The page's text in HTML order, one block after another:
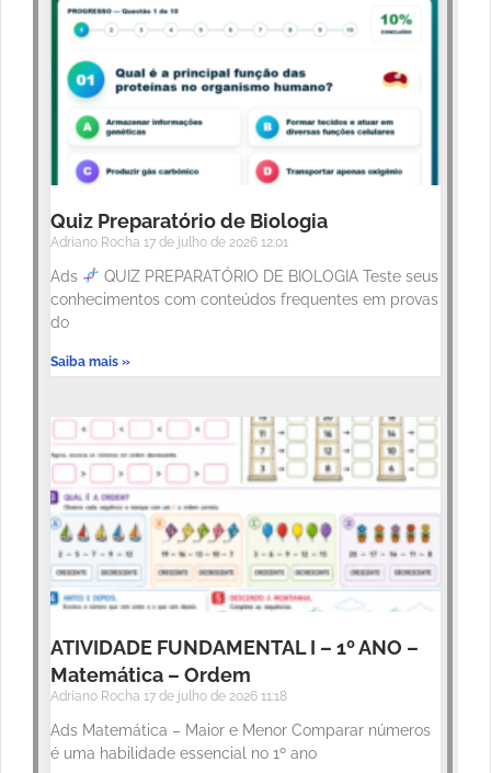
Quiz Preparatório de Biologia
Adriano Rocha 17 de julho de 2026 12:01
Ads
QUIZ PREPARATÓRIO DE BIOLOGIA Teste seus
conhecimentos com conteúdos frequentes em provas
do
Saiba mais »
ATIVIDADE FUNDAMENTAL I – 1º ANO –
Matemática – Ordem
Adriano Rocha 17 de julho de 2026 11:18
Ads Matemática – Maior e Menor Comparar números
é uma habilidade essencial no 1º ano